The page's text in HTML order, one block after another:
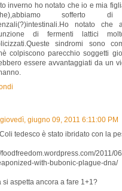
inverno ho notato che io e mia
sofferto
notato
di fermenti lattici
sindromi sono
colpiscono parecchio soggetti
essere avvantaggiati da un
giovedì, giugno 09, 2011 6:11:00 PM
tedesco è stato ibridato con la
foodfreedom.wordpress.com/2011/
with-bubonic-plague-dna/
si aspetta ancora a fare 1+1?